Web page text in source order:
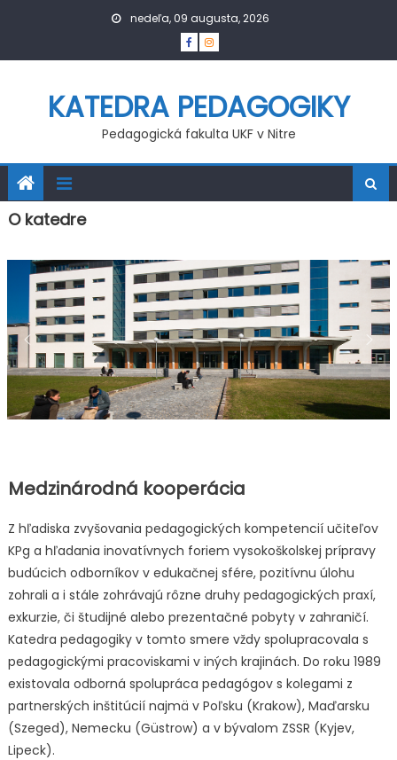
nedeľa, 09 augusta, 2026
KATEDRA PEDAGOGIKY
Pedagogická fakulta UKF v Nitre
O katedre
Medzinárodná kooperácia
Z hľadiska zvyšovania pedagogických kompetencií učiteľov
KPg a hľadania inovatívnych foriem vysokoškolskej prípravy
budúcich odborníkov v edukačnej sfére, pozitívnu úlohu
zohrali a i stále zohrávajú rôzne druhy pedagogických praxí,
exkurzie, či študijné alebo prezentačné pobyty v zahraničí.
Katedra pedagogiky v tomto smere vždy spolupracovala s
pedagogickými pracoviskami v iných krajinách. Do roku 1989
existovala odborná spolupráca pedagógov s kolegami z
partnerských inštitúcií najmä v Poľsku (Krakow), Maďarsku
(Szeged), Nemecku (Güstrow) a v bývalom ZSSR (Kyjev,
Lipeck).